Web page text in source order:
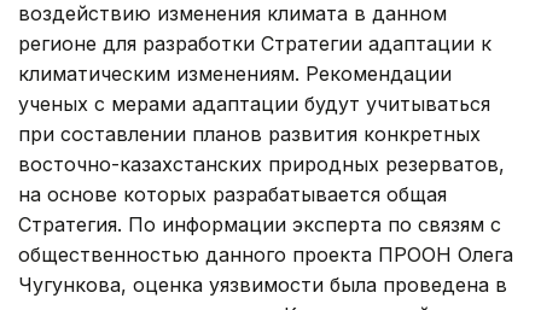
воздействию изменения климата в данном
регионе для разработки Стратегии адаптации к
климатическим изменениям. Рекомендации
ученых с мерами адаптации будут учитываться
при составлении планов развития конкретных
восточно-казахстанских природных резерватов,
на основе которых разрабатывается общая
Стратегия. По информации эксперта по связям с
общественностью данного проекта ПРООН Олега
Чугункова, оценка уязвимости была проведена в